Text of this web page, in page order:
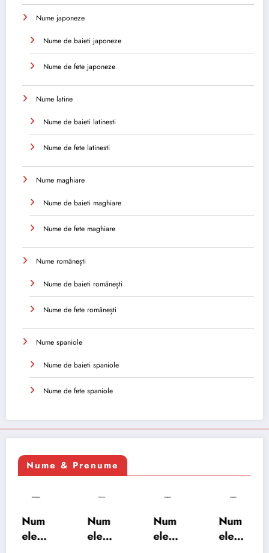
Nume japoneze
Nume de baieti japoneze
Nume de fete japoneze
Nume latine
Nume de baieti latinesti
Nume de fete latinesti
Nume maghiare
Nume de baieti maghiare
Nume de fete maghiare
Nume românești
Nume de baieti românești
Nume de fete românești
Nume spaniole
Nume de baieti spaniole
Nume de fete spaniole
Nume & Prenume
Num
ele
Num
ele
Num
ele
Num
ele